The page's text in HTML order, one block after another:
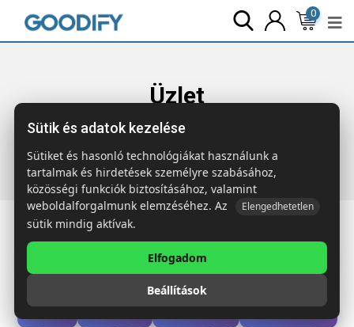
0
Üzlet
Főoldal Termékek Ruházat & Kiegészítők
Kamionos sapka
Étkezés & Ivás
Wellness & Ápolás
Sütik és adatok kezelése
Sütiket és hasonló technológiákat használunk a
tartalmak és hirdetések személyre szabásához,
közösségi funkciók biztosításához, valamint
weboldalforgalmunk elemzéséhez. Az
Elengedhetetlen
sütik mindig aktívak.
Elfogadom
Beállítások